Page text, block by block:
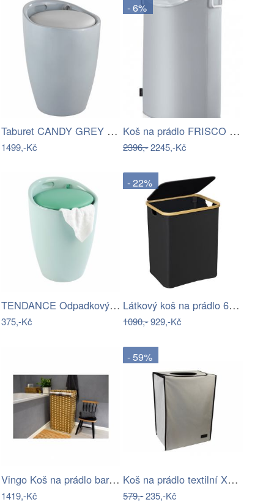
Taburet CANDY GREY - koš na prádlo, 2 v…
1499,-Kč
- 6%
Koš na prádlo FRISCO šedý BLOMUS
2396,-2245,-Kč
TENDANCE Odpadkový koš do koupelny…
375,-Kč
- 22%
Látkový koš na prádlo 68 l Ecori – Wenko
1090,-929,-Kč
Vingo Koš na prádlo barvy cappuccino…
1419,-Kč
- 59%
Koš na prádlo textilní X1385/B
579,-235,-Kč